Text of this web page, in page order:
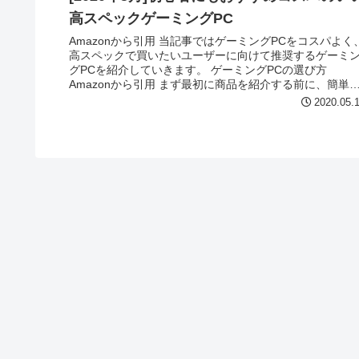
高スペックゲーミングPC
Amazonから引用 当記事ではゲーミングPCをコスパよく、
高スペックで買いたいユーザーに向けて推奨するゲーミン
グPCを紹介していきます。 ゲーミングPCの選び方
Amazonから引用 まず最初に商品を紹介する前に、簡単に